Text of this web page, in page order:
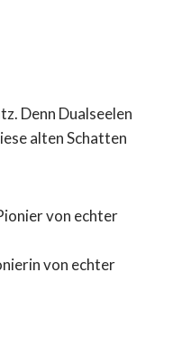
Denn Dualseelen
alten Schatten
von echter
von echter